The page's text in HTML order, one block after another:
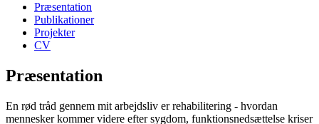
Præsentation
Publikationer
Projekter
CV
Præsentation
En rød tråd gennem mit arbejdsliv er rehabilitering - hvordan
mennesker kommer videre efter sygdom, funktionsnedsættelse kriser